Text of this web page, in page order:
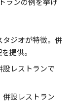
ジオが特徴。併
提供。
レストランで
設レストラン